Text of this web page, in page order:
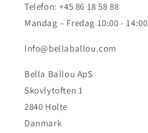
Telefon: +45 86 18 58 88
Mandag – Fredag 10:00 - 14:00
Info@bellaballou.com
Bella Ballou ApS
Skovlytoften 1
2840 Holte
Danmark